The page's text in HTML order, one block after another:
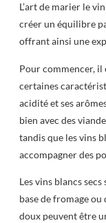
L’art de marier le
créer un équilibre
offrant ainsi une
Pour commencer,
certaines
acidité et ses
bien avec des
tandis que les vins
accompagner des
Les vins blancs
base de fromage
doux peuvent être